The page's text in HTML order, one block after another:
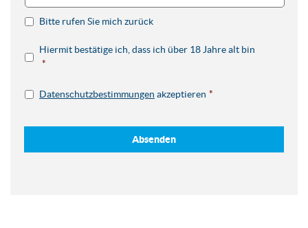
Bitte rufen Sie mich zurück
Hiermit bestätige ich, dass ich über 18 Jahre alt bin
*
Datenschutzbestimmungen akzeptieren *